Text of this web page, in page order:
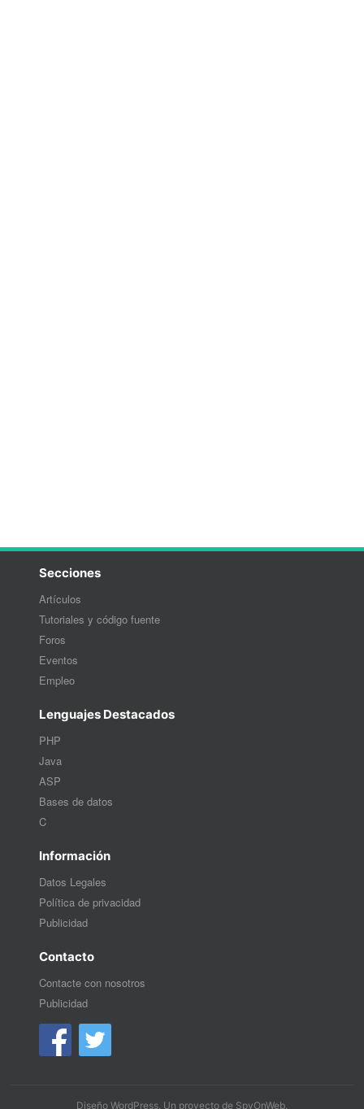
Secciones
Artículos
Tutoriales y código fuente
Foros
Eventos
Empleo
Lenguajes Destacados
PHP
Java
ASP
Bases de datos
C
Información
Datos Legales
Política de privacidad
Publicidad
Contacto
Contacte con nosotros
Publicidad
Diseño WordPress. Un proyecto de SpyOnWeb.